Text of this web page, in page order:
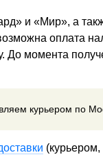
и «Мир», а
оплата
До момента
курьером по